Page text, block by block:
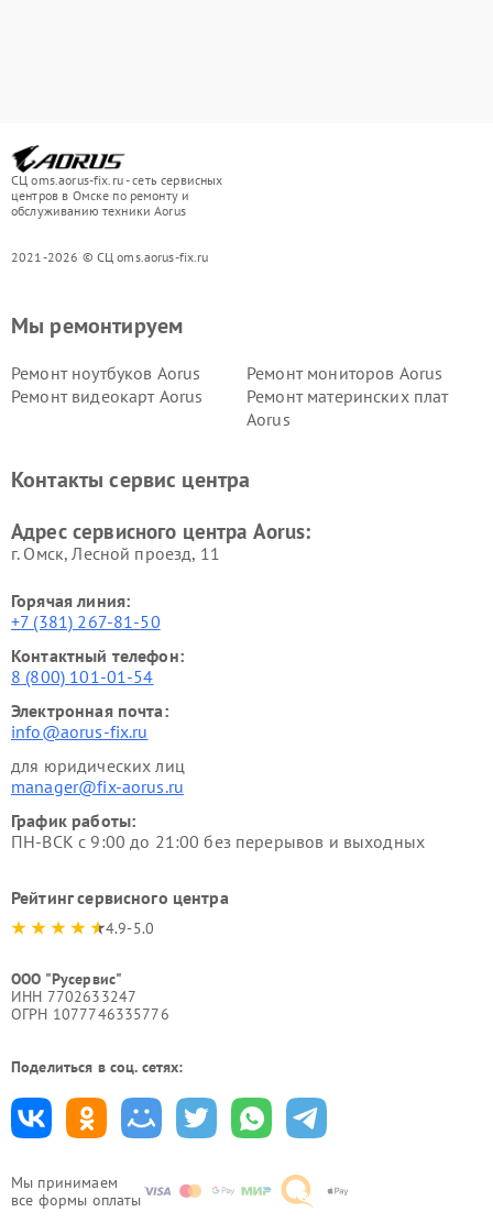
СЦ oms.aorus-fix.ru - сеть сервисных
центров в Омске по ремонту и
обслуживанию техники Aorus
2021-2026 © СЦ oms.aorus-fix.ru
Мы принимаем
все формы оплаты
Мы ремонтируем
Ремонт ноутбуков Aorus
Ремонт мониторов Aorus
Ремонт видеокарт Aorus
Ремонт материнских плат
Aorus
Контакты сервис центра
Адрес сервисного центра Aorus:
г. Омск, ​Лесной проезд, 11
Горячая линия:
+7 (381) 267-81-50
Контактный телефон:
8 (800) 101-01-54
Электронная почта:
info@aorus-fix.ru
для юридических лиц
manager@fix-aorus.ru
График работы:
ПН-ВСК с 9:00 до 21:00 без перерывов и выходных
Рейтинг сервисного центра
4.9-5.0
ООО "Русервис"
ИНН 7702633247
ОГРН 1077746335776
Поделиться в соц. сетях: